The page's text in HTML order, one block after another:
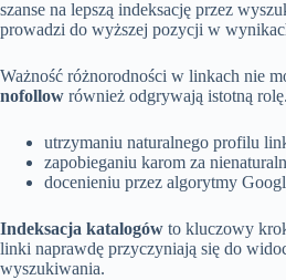
szanse na lepszą indeksację przez
prowadzi do wyższej pozycji w
Ważność różnorodności w linkach nie
nofollow również odgrywają istotną
utrzymaniu naturalnego profilu
zapobieganiu karom za
docenieniu przez algorytmy
Indeksacja katalogów to kluczowy
linki naprawdę przyczyniają się do
wyszukiwania.